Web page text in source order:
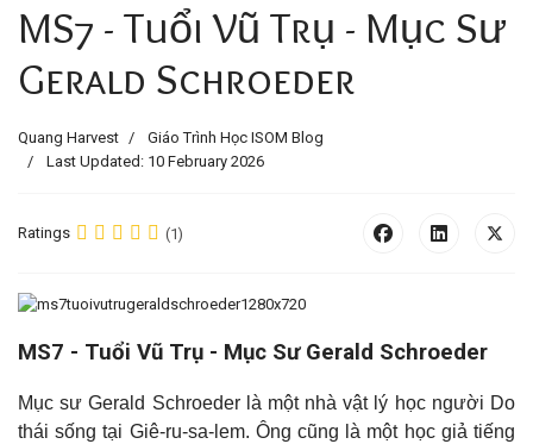
MS7 - Tuổi Vũ Trụ - Mục Sư
Gerald Schroeder
Quang Harvest
Giáo Trình Học ISOM Blog
Last Updated: 10 February 2026
Ratings (1)
MS7 - Tuổi Vũ Trụ - Mục Sư Gerald Schroeder
Mục sư Gerald Schroeder là một nhà vật lý học người Do
thái sống tại Giê-ru-sa-lem. Ông cũng là một học giả tiếng